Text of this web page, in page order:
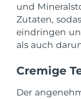
und
Zutaten,
eindringen
als auch
Cremige
Der
Russland
Saudi-Arabien
Singapur
Slowakei